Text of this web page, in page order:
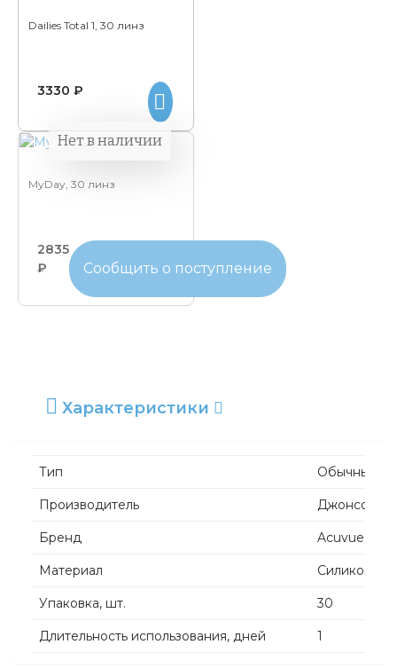
Dailies Total 1, 30 линз
3330 ₽
Нет в наличии
MyDay, 30 линз
2835
₽
Сообщить о поступление
Характеристики
Тип Обычные
Производитель Джонсон и
Бренд Acuvue
Материал Силикон-
Упаковка, шт. 30
Длительность использования, дней 1